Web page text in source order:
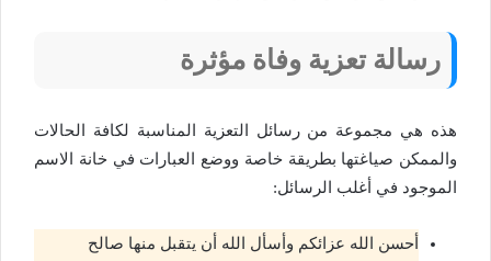
رسالة تعزية وفاة مؤثرة
هذه هي مجموعة من رسائل التعزية المناسبة لكافة الحالات
والممكن صياغتها بطريقة خاصة ووضع العبارات في خانة الاسم
الموجود في أغلب الرسائل:
أحسن الله عزائكم وأسأل الله أن يتقبل منها صالح